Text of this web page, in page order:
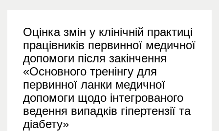
Оцінка змін у клінічній практиці
працівників первинної медичної
допомоги після закінчення
«Основного тренінгу для
первинної ланки медичної
допомоги щодо інтегрованого
ведення випадків гіпертензії та
діабету»